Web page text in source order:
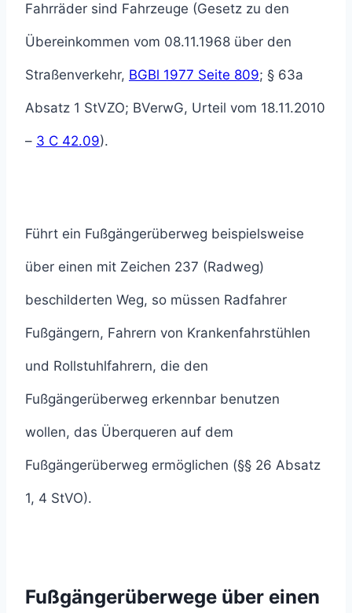
Fahrräder sind Fahrzeuge (Gesetz zu den
Übereinkommen vom 08.11.1968 über den
Straßenverkehr, BGBl 1977 Seite 809; § 63a
Absatz 1 StVZO; BVerwG, Urteil vom 18.11.2010
– 3 C 42.09).
Führt ein Fußgängerüberweg beispielsweise
über einen mit Zeichen 237 (Radweg)
beschilderten Weg, so müssen Radfahrer
Fußgängern, Fahrern von Krankenfahrstühlen
und Rollstuhlfahrern, die den
Fußgängerüberweg erkennbar benutzen
wollen, das Überqueren auf dem
Fußgängerüberweg ermöglichen (§§ 26 Absatz
1, 4 StVO).
Fußgängerüberwege über einen